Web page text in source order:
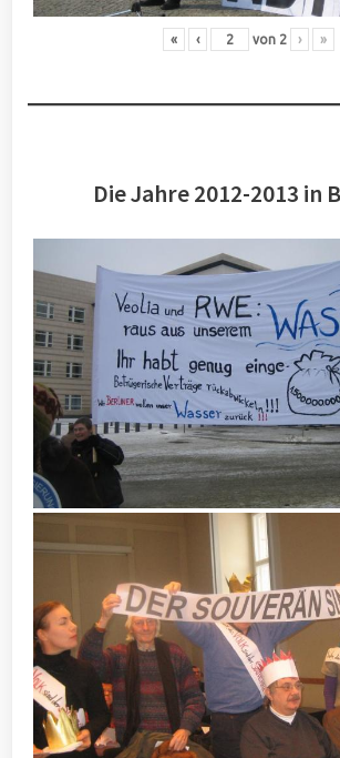
« ‹ von 2 › »
Die Jahre 2012-2013 in